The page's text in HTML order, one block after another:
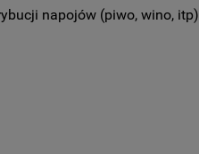
napojów (piwo, wino, itp)